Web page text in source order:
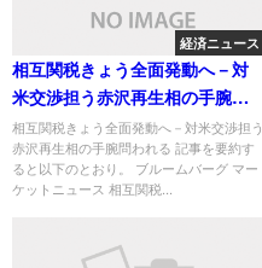
経済ニュース
相互関税きょう全面発動へ－対
米交渉担う赤沢再生相の手腕問
われる
相互関税きょう全面発動へ－対米交渉担う
赤沢再生相の手腕問われる 記事を要約す
ると以下のとおり。 ブルームバーグ マー
ケットニュース 相互関税...